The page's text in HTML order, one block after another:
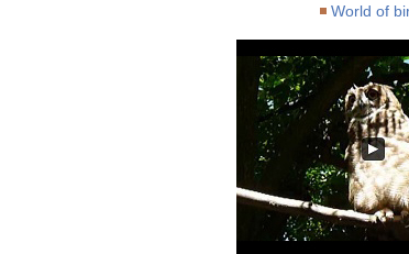
World of